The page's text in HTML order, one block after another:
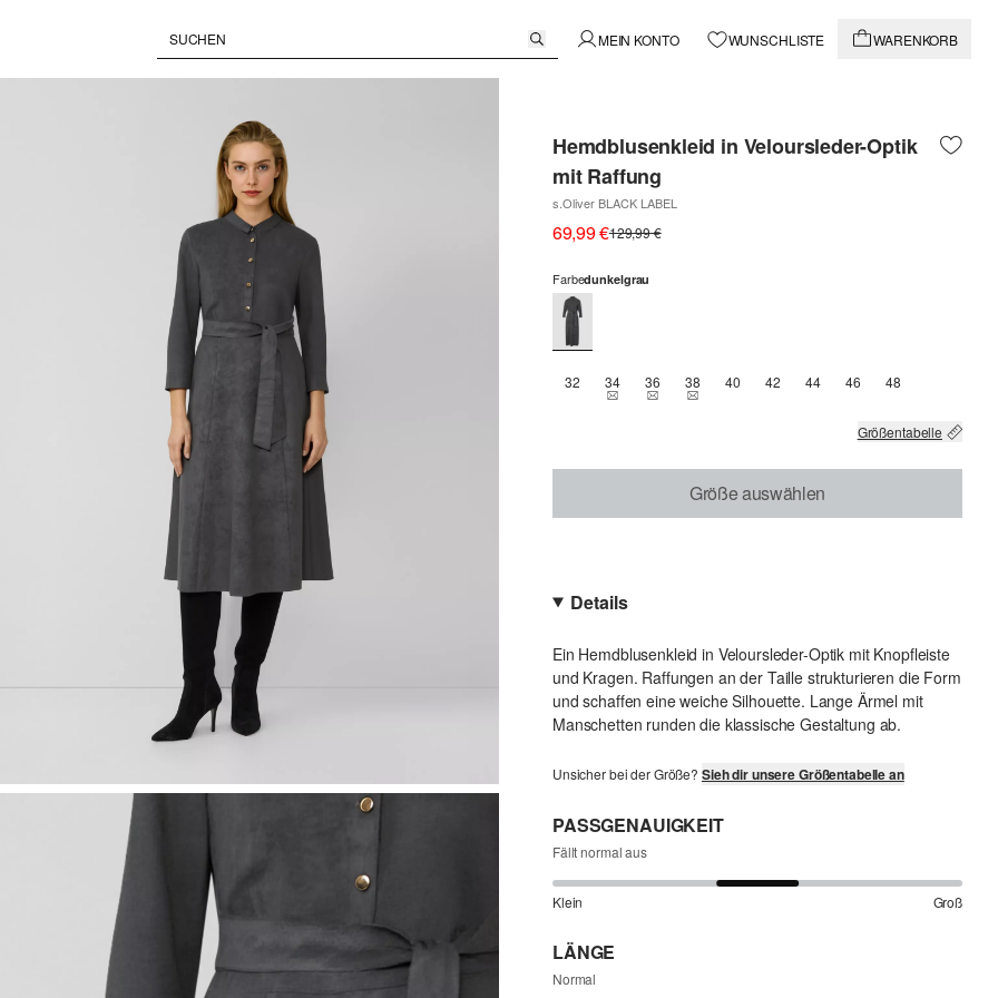
MEIN KONTO WUNSCHLISTE WARENKORB
Hemdblusenkleid in Veloursleder-Optik
mit Raffung
s.Oliver BLACK LABEL
69,99 €129,99 €
Farbedunkelgrau
32 34THIS SIZE IS CURRENTLY OUT OF STOCK
36THIS SIZE IS CURRENTLY OUT OF STOCK
38THIS SIZE IS CURRENTLY OUT OF STOCK
40 42 44 46 48
Größentabelle
Größe auswählen
Details
Ein Hemdblusenkleid in Veloursleder-Optik mit Knopfleiste
und Kragen. Raffungen an der Taille strukturieren die Form
und schaffen eine weiche Silhouette. Lange Ärmel mit
Manschetten runden die klassische Gestaltung ab.
Unsicher bei der Größe? Sieh dir unsere Größentabelle an
PASSGENAUIGKEIT
Fällt normal aus
Klein Groß
LÄNGE
Normal